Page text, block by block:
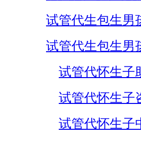
试管代生包生男
试管代生包生男
试管代怀生子
试管代怀生子
试管代怀生子